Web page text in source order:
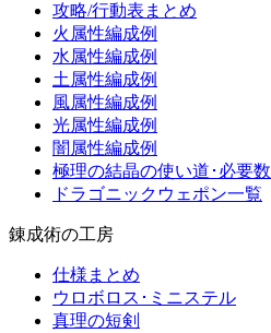
攻略/行動表まとめ
火属性編成例
水属性編成例
土属性編成例
風属性編成例
光属性編成例
闇属性編成例
極理の結晶の使い道･必要数
ドラゴニックウェポン一覧
錬成術の工房
仕様まとめ
ウロボロス･ミニステル
真理の短剣